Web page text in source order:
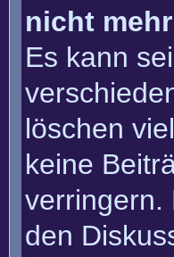
nicht
Es kann
löschen
keine
verringern.
den